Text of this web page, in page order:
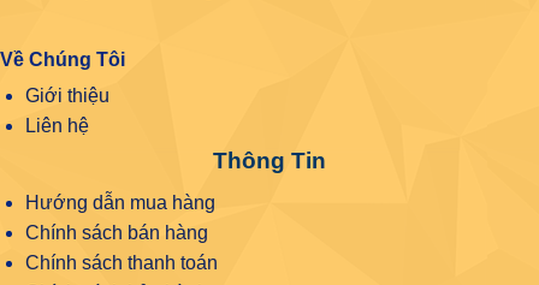
Về Chúng Tôi
Giới thiệu
Liên hệ
Thông Tin
Hướng dẫn mua hàng
Chính sách bán hàng
Chính sách thanh toán